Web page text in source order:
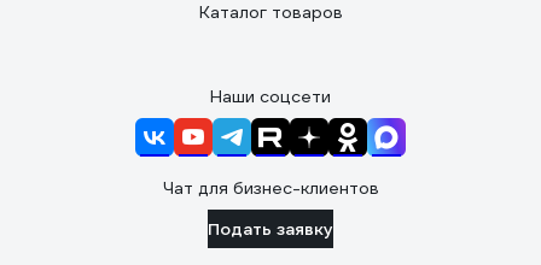
Каталог товаров
Наши соцсети
Чат для бизнес-клиентов
Подать заявку